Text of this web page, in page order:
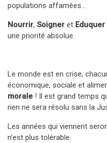
populations affamées…
Nourrir, Soigner et Eduquer
une priorité absolue.
Le monde est en crise,
économique, sociale et
morale ! Il est grand temps
rien ne sera résolu sans la
Les années qui viennent
n’est plus tolérable.